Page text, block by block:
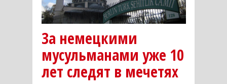
За немецкими
мусульманами уже 10
лет следят в мечетях